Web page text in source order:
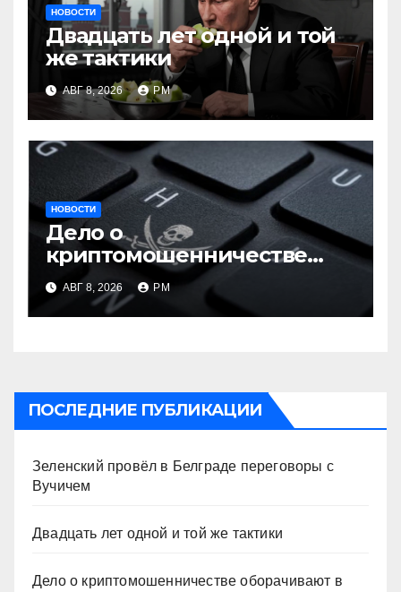
НОВОСТИ
Двадцать лет одной и той
же тактики
АВГ 8, 2026 РМ
НОВОСТИ
Дело о
криптомошенничестве
оборачивают в содействие
терроризму
АВГ 8, 2026 РМ
ПОСЛЕДНИЕ ПУБЛИКАЦИИ
Зеленский провёл в Белграде переговоры с
Вучичем
Двадцать лет одной и той же тактики
Дело о криптомошенничестве оборачивают в